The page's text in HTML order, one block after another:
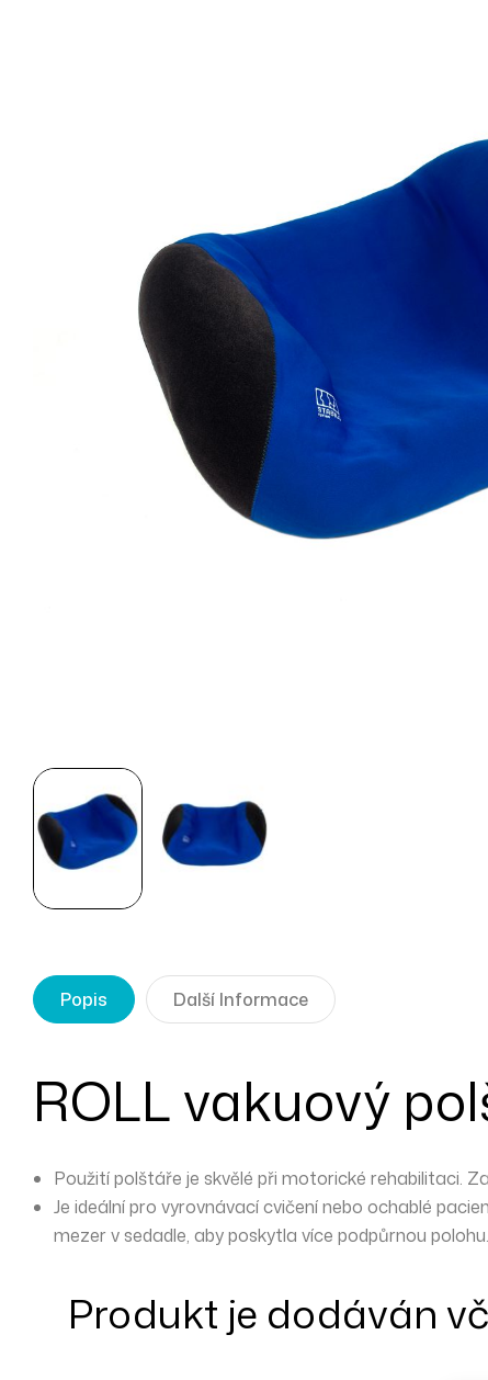
Popis Další Informace
ROLL vakuový
Použití polštáře je skvělé při motorické rehabilitaci.
Je ideální pro vyrovnávací cvičení nebo ochablé
mezer v sedadle, aby poskytla více podpůrnou polohu.
Produkt je dodáván